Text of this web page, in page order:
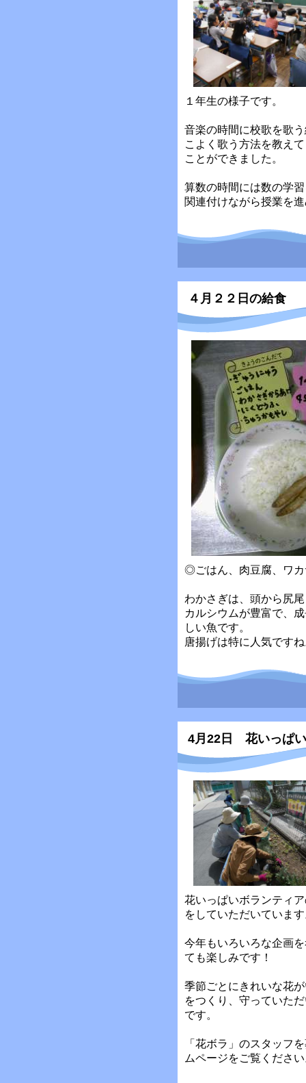
１年生の様子です。
音楽の時間に校歌を歌
こよく歌う方法を教え
ことができました。
算数の時間には数の学
関連付けながら授業を
４月２２日の給食
◎ごはん、肉豆腐、ワ
わかさぎは、頭から尻
カルシウムが豊富で、
しい魚です。
唐揚げは特に人気です
4月22日 花いっぱ
花いっぱいボランティ
をしていただいていま
今年もいろいろな企画
ても楽しみです！
季節ごとにきれいな花
をつくり、守っていた
です。
「花ボラ」のスタッフ
ムページをご覧くださ